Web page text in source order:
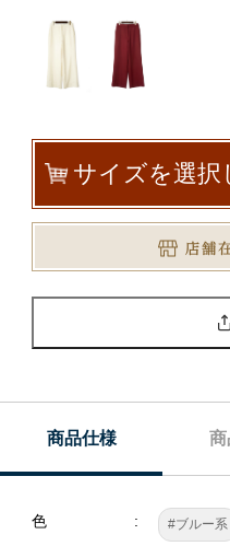
サイズを選択
商品仕様 商
色 #ブルー系